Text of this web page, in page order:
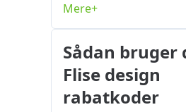
Mere+
Sådan bruger
Flise design
rabatkoder